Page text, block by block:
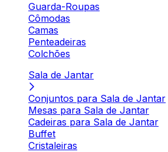
Guarda-Roupas
Cômodas
Camas
Penteadeiras
Colchões
Sala de Jantar
Conjuntos para Sala de Jantar
Mesas para Sala de Jantar
Cadeiras para Sala de Jantar
Buffet
Cristaleiras